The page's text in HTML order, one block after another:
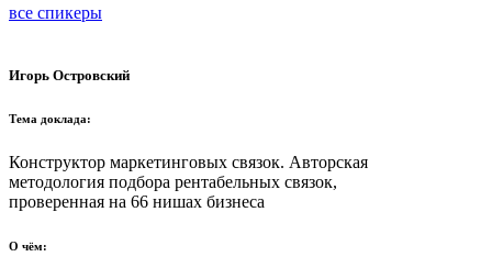
все спикеры
Игорь Островский
Тема доклада:
Конструктор маркетинговых связок. Авторская
методология подбора рентабельных связок,
проверенная на 66 нишах бизнеса
О чём: